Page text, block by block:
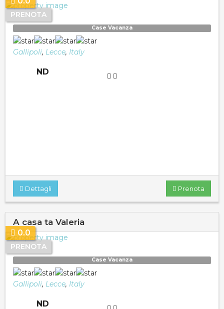
PRENOTA
Case Vacanza
Gallipoli, Lecce, Italy
ND
Prenota
Dettagli
A casa ta Valeria
PRENOTA
0.0
Case Vacanza
Gallipoli, Lecce, Italy
ND